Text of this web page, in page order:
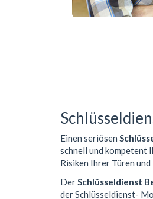
Einen seriösen
schnell und kompetent
Risiken Ihrer Türen
DerSchlüsseldienst
der Schlüsseldienst-